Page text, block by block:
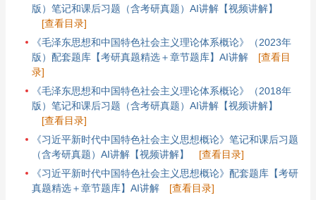
版）笔记和课后习题（含考研真题）AI讲解【视频讲解】
[查看目录]
《毛泽东思想和中国特色社会主义理论体系概论》（2023年
版）配套题库【考研真题精选＋章节题库】AI讲解
[查看目
录]
《毛泽东思想和中国特色社会主义理论体系概论》（2018年
版）笔记和课后习题（含考研真题）AI讲解【视频讲解】
[查看目录]
《习近平新时代中国特色社会主义思想概论》笔记和课后习题
（含考研真题）AI讲解【视频讲解】
[查看目录]
《习近平新时代中国特色社会主义思想概论》配套题库【考研
真题精选＋章节题库】AI讲解
[查看目录]